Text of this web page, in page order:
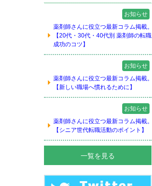
お知らせ
薬剤師さんに役立つ最新コラム掲載。
【20代・30代・40代別 薬剤師の転職
成功のコツ】
お知らせ
薬剤師さんに役立つ最新コラム掲載。
【新しい職場へ慣れるために】
お知らせ
薬剤師さんに役立つ最新コラム掲載。
【シニア世代転職活動のポイント】
一覧を見る